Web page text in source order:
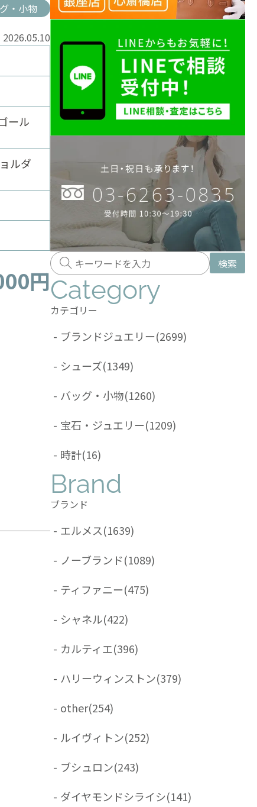
・小物
2026.05.10
ール
ルダ
円
検索
Category
カテゴリー
- ブランドジュエリー(2699)
- シューズ(1349)
- バッグ・小物(1260)
- 宝石・ジュエリー(1209)
- 時計(16)
Brand
ブランド
- エルメス(1639)
- ノーブランド(1089)
- ティファニー(475)
- シャネル(422)
- カルティエ(396)
- ハリーウィンストン(379)
- other(254)
- ルイヴィトン(252)
- ブシュロン(243)
- ダイヤモンドシライシ(141)